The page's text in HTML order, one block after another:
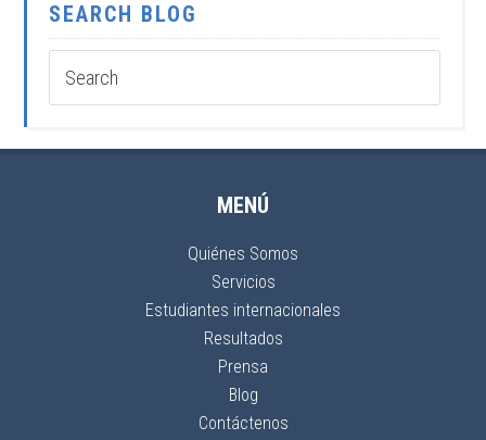
SEARCH BLOG
MENÚ
Quiénes Somos
Servicios
Estudiantes internacionales
Resultados
Prensa
Blog
Contáctenos